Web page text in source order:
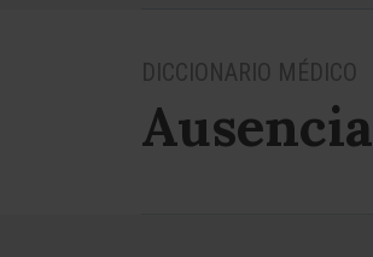
DICCIONARIO MÉDICO
Ausencia